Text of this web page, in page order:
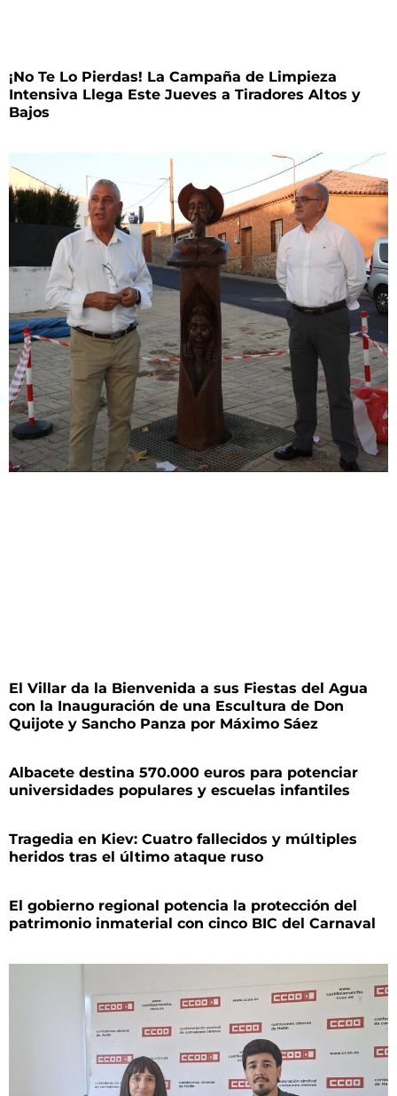
¡No Te Lo Pierdas! La Campaña de Limpieza
Intensiva Llega Este Jueves a Tiradores Altos y
Bajos
El Villar da la Bienvenida a sus Fiestas del Agua
con la Inauguración de una Escultura de Don
Quijote y Sancho Panza por Máximo Sáez
Albacete destina 570.000 euros para potenciar
universidades populares y escuelas infantiles
Tragedia en Kiev: Cuatro fallecidos y múltiples
heridos tras el último ataque ruso
El gobierno regional potencia la protección del
patrimonio inmaterial con cinco BIC del Carnaval